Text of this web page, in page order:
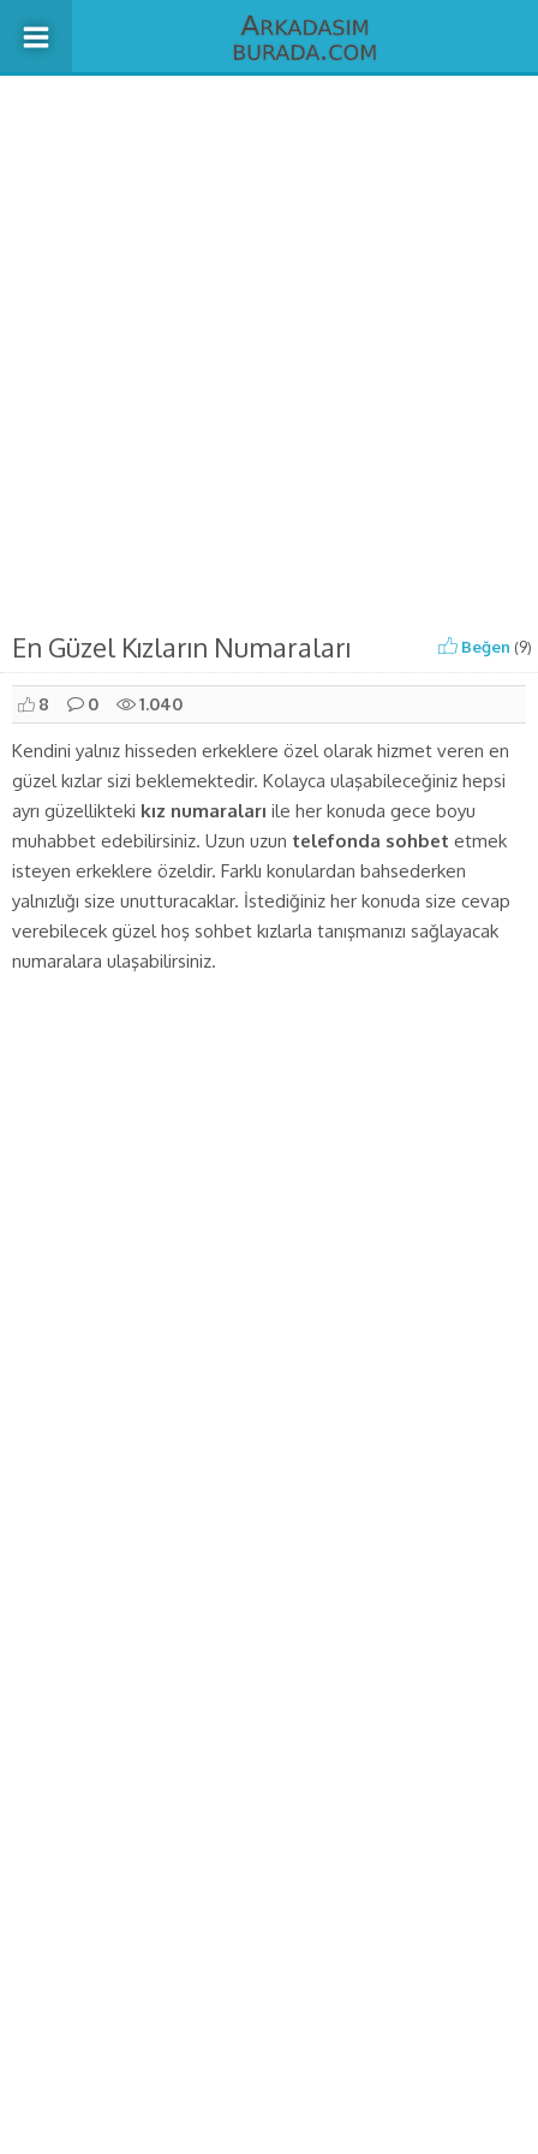
En Güzel Kızların Numaraları Beğen (9)
8 0 1.040
Kendini yalnız hisseden erkeklere özel olarak hizmet veren en
güzel kızlar sizi beklemektedir. Kolayca ulaşabileceğiniz hepsi
ayrı güzellikteki kız numaraları ile her konuda gece boyu
muhabbet edebilirsiniz. Uzun uzun telefonda sohbet etmek
isteyen erkeklere özeldir. Farklı konulardan bahsederken
yalnızlığı size unutturacaklar. İstediğiniz her konuda size cevap
verebilecek güzel hoş sohbet kızlarla tanışmanızı sağlayacak
numaralara ulaşabilirsiniz.